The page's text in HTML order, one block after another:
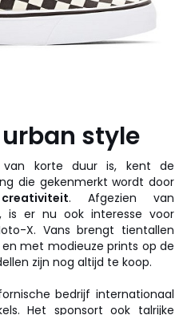
style
korte duur is, kent de
die gekenmerkt wordt door
. Afgezien van
is er nu ook interesse voor
X. Vans brengt tientallen
met modieuze prints op de
zijn nog altijd te koop.
bedrijf internationaal
Het sponsort ook talrijke